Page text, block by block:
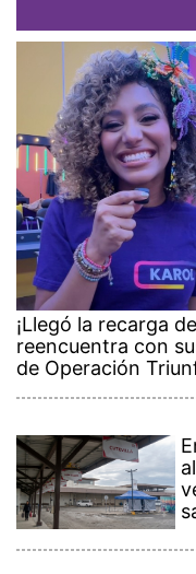
¡Llegó la recarga
reencuentra con
de Operación